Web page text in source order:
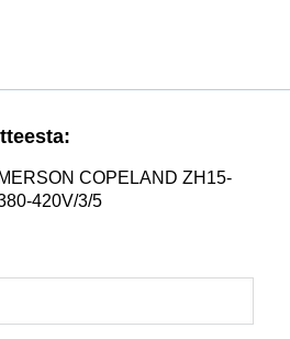
COPELAND ZH15-
420V/3/5